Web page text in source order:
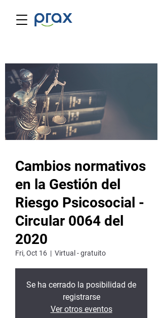
Cambios normativos
en la Gestión del
Riesgo Psicosocial -
Circular 0064 del
2020
Fri, Oct 16
  |
Virtual - gratuito
Se ha cerrado la posibilidad de
registrarse
Ver otros eventos